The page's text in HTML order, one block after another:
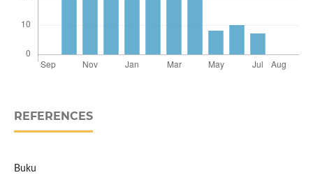
REFERENCES
Buku